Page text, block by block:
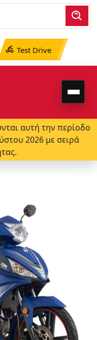
Test Drive
αυτή την περίοδο
2026 με σειρά